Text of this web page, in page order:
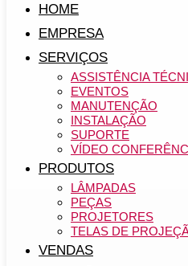
HOME
EMPRESA
SERVIÇOS
ASSISTÊNCIA
EVENTOS
MANUTENÇÃO
INSTALAÇÃO
SUPORTE
VÍDEO
PRODUTOS
LÂMPADAS
PEÇAS
PROJETORES
TELAS DE
VENDAS